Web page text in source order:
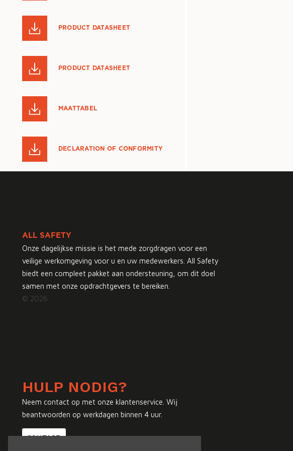
PRODUCT DATASHEET
PRODUCT DATASHEET
MAATTABEL
DECLARATION OF CONFORMITY
ALL SAFETY
Onze dagelijkse missie is het mede zorgdragen voor een
veilige werkomgeving voor u en uw medewerkers. All Safety
biedt een compleet pakket aan ondersteuning, om dit doel
samen met onze opdrachtgevers te bereiken.
© 2026
HULP NODIG?
Neem contact op met onze klantenservice. Wij
beantwoorden op werkdagen binnen 4 uur.
CONTACT